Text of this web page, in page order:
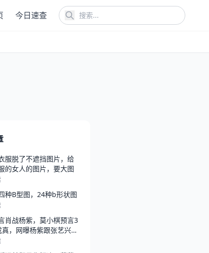
今日速查
服脱了不遮挡图片，给
的女人的图片，要大图
种B型图，24种b形状图
肖战杨紫，莫小棋预言3
，网曝杨紫跟张艺兴在